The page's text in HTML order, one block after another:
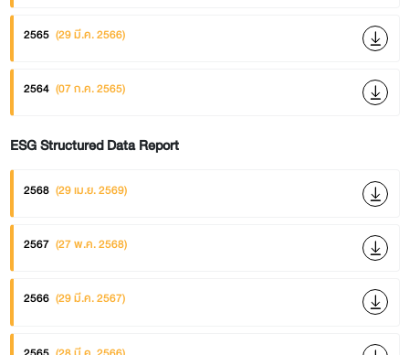
2565 (29 มี.ค. 2566)
2564 (07 ก.ค. 2565)
ESG Structured Data Report
2568 (29 เม.ย. 2569)
2567 (27 พ.ค. 2568)
2566 (29 มี.ค. 2567)